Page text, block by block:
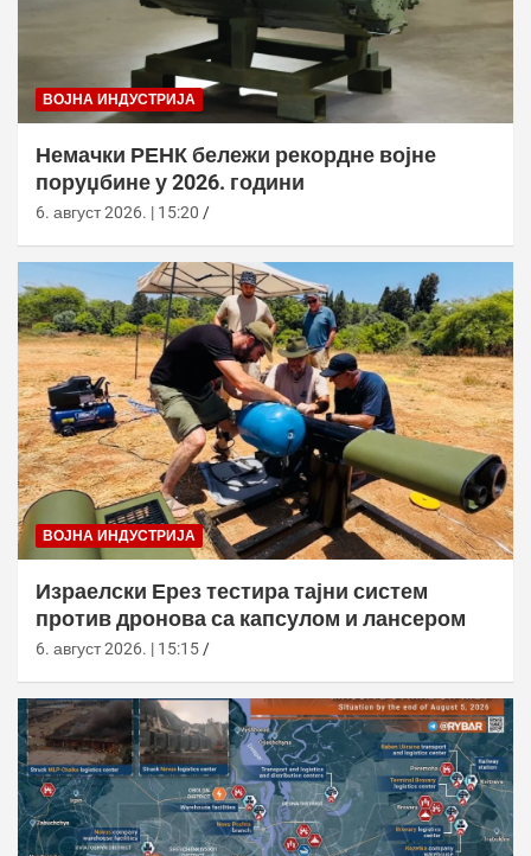
ВОЈНА ИНДУСТРИЈА
Немачки РЕНК бележи рекордне војне
поруџбине у 2026. години
6. август 2026. | 15:20
ВОЈНА ИНДУСТРИЈА
Израелски Ерез тестира тајни систем
против дронова са капсулом и лансером
6. август 2026. | 15:15